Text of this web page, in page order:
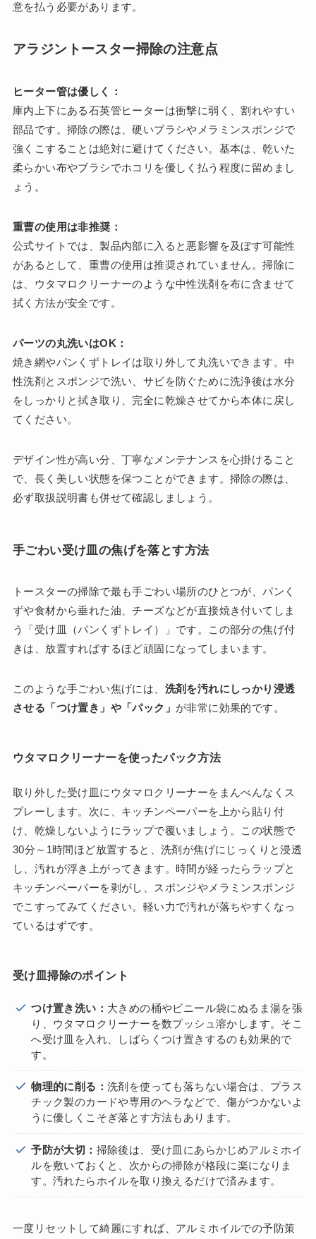
意を払う必要があります。
アラジントースター掃除の注意点
ヒーター管は優しく：
庫内上下にある石英管ヒーターは衝撃に弱く、割れやすい
部品です。掃除の際は、硬いブラシやメラミンスポンジで
強くこすることは絶対に避けてください。基本は、乾いた
柔らかい布やブラシでホコリを優しく払う程度に留めまし
ょう。
重曹の使用は非推奨：
公式サイトでは、製品内部に入ると悪影響を及ぼす可能性
があるとして、重曹の使用は推奨されていません。掃除に
は、ウタマロクリーナーのような中性洗剤を布に含ませて
拭く方法が安全です。
パーツの丸洗いはOK：
焼き網やパンくずトレイは取り外して丸洗いできます。中
性洗剤とスポンジで洗い、サビを防ぐために洗浄後は水分
をしっかりと拭き取り、完全に乾燥させてから本体に戻し
てください。
デザイン性が高い分、丁寧なメンテナンスを心掛けること
で、長く美しい状態を保つことができます。掃除の際は、
必ず取扱説明書も併せて確認しましょう。
手ごわい受け皿の焦げを落とす方法
トースターの掃除で最も手ごわい場所のひとつが、パンく
ずや食材から垂れた油、チーズなどが直接焼き付いてしま
う「受け皿（パンくずトレイ）」です。この部分の焦げ付
きは、放置すればするほど頑固になってしまいます。
このような手ごわい焦げには、 洗剤を汚れにしっかり浸透
させる「つけ置き」や「パック」 が非常に効果的です。
ウタマロクリーナーを使ったパック方法
取り外した受け皿にウタマロクリーナーをまんべんなくス
プレーします。次に、キッチンペーパーを上から貼り付
け、乾燥しないようにラップで覆いましょう。この状態で
30分～1時間ほど放置すると、洗剤が焦げにじっくりと浸透
し、汚れが浮き上がってきます。時間が経ったらラップと
キッチンペーパーを剥がし、スポンジやメラミンスポンジ
でこすってみてください。軽い力で汚れが落ちやすくなっ
ているはずです。
受け皿掃除のポイント
つけ置き洗い： 大きめの桶やビニール袋にぬるま湯を張
り、ウタマロクリーナーを数プッシュ溶かします。そこ
へ受け皿を入れ、しばらくつけ置きするのも効果的で
す。
物理的に削る： 洗剤を使っても落ちない場合は、プラス
チック製のカードや専用のヘラなどで、傷がつかないよ
うに優しくこそぎ落とす方法もあります。
予防が大切： 掃除後は、受け皿にあらかじめアルミホイ
ルを敷いておくと、次からの掃除が格段に楽になりま
す。汚れたらホイルを取り換えるだけで済みます。
一度リセットして綺麗にすれば、アルミホイルでの予防策